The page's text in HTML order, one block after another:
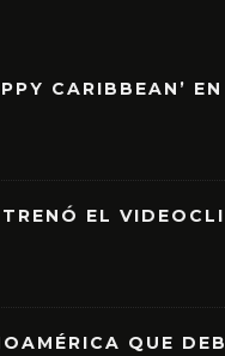
CARIBBEAN’
EL
QUE